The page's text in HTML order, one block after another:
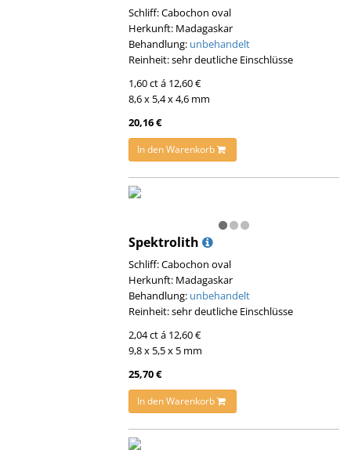
Schliff: Cabochon oval
Herkunft: Madagaskar
Behandlung: unbehandelt
Reinheit: sehr deutliche Einschlüsse
1,60 ct á 12,60 €
8,6 x 5,4 x 4,6 mm
20,16 €
In den Warenkorb
Spektrolith
Schliff: Cabochon oval
Herkunft: Madagaskar
Behandlung: unbehandelt
Reinheit: sehr deutliche Einschlüsse
2,04 ct á 12,60 €
9,8 x 5,5 x 5 mm
25,70 €
In den Warenkorb